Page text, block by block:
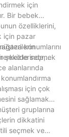
için
Bir bebek
özelliklerini,
için pazar
konumlarını
şekilde seçmek
alanlarında
için çok
sağlamak
gruplarına
dikkatini
seçmek ve